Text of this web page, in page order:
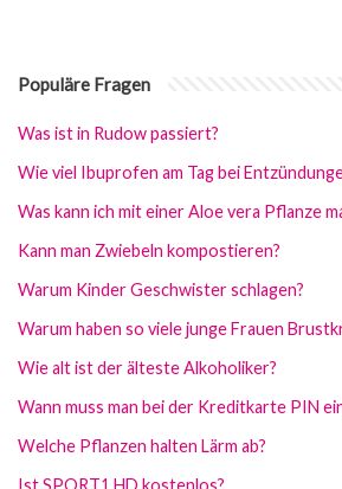
Populäre Fragen
Was ist in Rudow passiert?
Wie viel Ibuprofen am Tag bei
Was kann ich mit einer Aloe vera Pflanze
Kann man Zwiebeln kompostieren?
Warum Kinder Geschwister schlagen?
Warum haben so viele junge Frauen
Wie alt ist der älteste Alkoholiker?
Wann muss man bei der Kreditkarte PIN
Welche Pflanzen halten Lärm ab?